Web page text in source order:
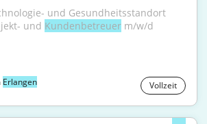
und Gesundheitsstandort
und Kundenbetreuer m/w/d
Erlangen Vollzeit